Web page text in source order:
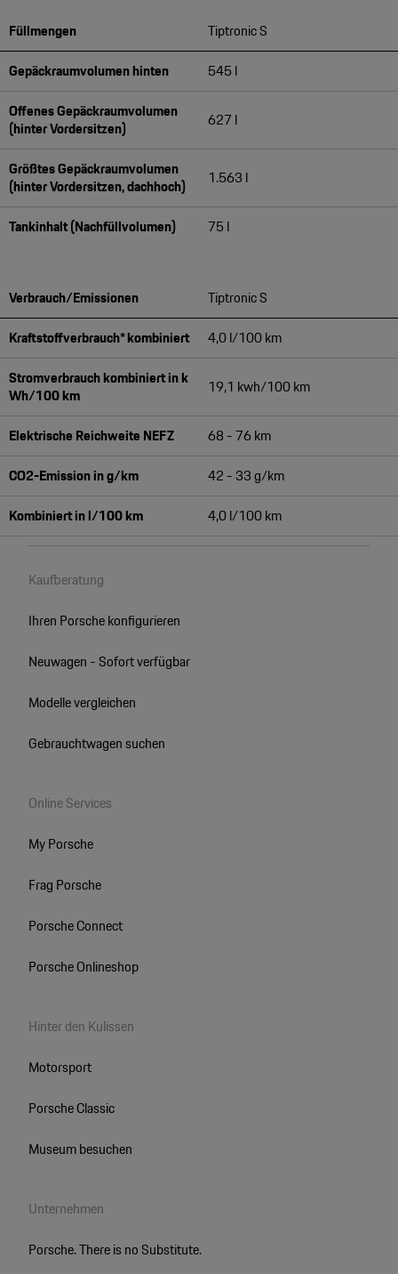
Füllmengen
Tiptronic S
Gepäckraumvolumen hinten
545 l
Offenes Gepäckraumvolumen
(hinter Vordersitzen)
627 l
Größtes Gepäckraumvolumen
(hinter Vordersitzen, dachhoch)
1.563 l
Tankinhalt (Nachfüllvolumen) 75 l
Verbrauch/Emissionen
Tiptronic S
Kraftstoffverbrauch* kombiniert
4,0 l/100 km
Stromverbrauch kombiniert in k
Wh/100 km
19,1 kwh/100 km
Elektrische Reichweite NEFZ
68 - 76 km
CO2-Emission in g/km
42 - 33 g/km
Kombiniert in l/100 km
4,0 l/100 km
Kaufberatung
Ihren Porsche konfigurieren
Neuwagen - Sofort verfügbar
Modelle vergleichen
Gebrauchtwagen suchen
Online Services
My Porsche
Frag Porsche
Porsche Connect
Porsche Onlineshop
Hinter den Kulissen
Motorsport
Porsche Classic
Museum besuchen
Unternehmen
Porsche. There is no Substitute.